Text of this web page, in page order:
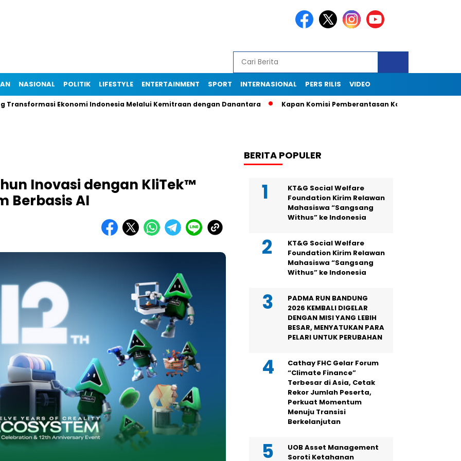
NASIONAL POLITIK LIFESTYLE ENTERTAINMENT SPORT INTERNASIONAL PERS RILIS VIDEO
Ekonomi Indonesia Melalui Kemitraan dengan Danantara Kapan Komisi Pemberantasan Korupsi (KPK) Panggil
Inovasi dengan KliTek™
Berbasis AI
BERITA POPULER
KT&G Social Welfare
Foundation Kirim Relawan
Mahasiswa “Sangsang
Withus” ke Indonesia
KT&G Social Welfare
Foundation Kirim Relawan
Mahasiswa “Sangsang
Withus” ke Indonesia
PADMA RUN BANDUNG
2026 KEMBALI DIGELAR
DENGAN MISI YANG LEBIH
BESAR, MENYATUKAN PARA
PELARI UNTUK PERUBAHAN
Cathay FHC Gelar Forum
“Climate Finance”
Terbesar di Asia, Cetak
Rekor Jumlah Peserta,
Perkuat Momentum
Menuju Transisi
Berkelanjutan
UOB Asset Management
Soroti Ketahanan